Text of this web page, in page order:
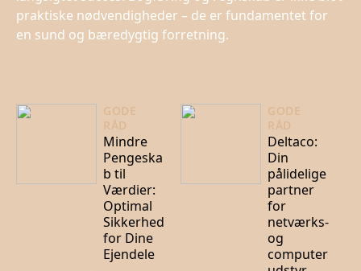
praktiske nødvendigheder – de er fundamentet for
en sund og bæredygtig forretning.
GODE
RÅD
Mindre
Pengeska
b til
Værdier:
Optimal
Sikkerhed
for Dine
Ejendele
GODE
RÅD
Deltaco:
Din
pålidelige
partner
for
netværks-
og
computer